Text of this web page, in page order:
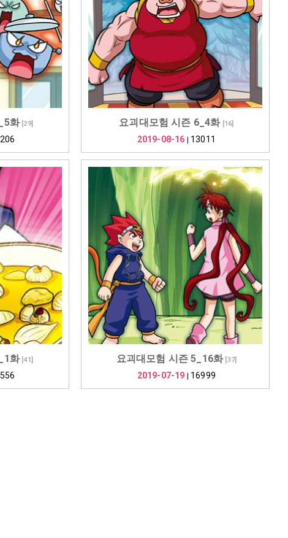
화[29] 요괴대모험 시즌 6_4화[16]
2019-08-16 13011
화[41] 요괴대모험 시즌 5_16화[37]
2019-07-19 16999